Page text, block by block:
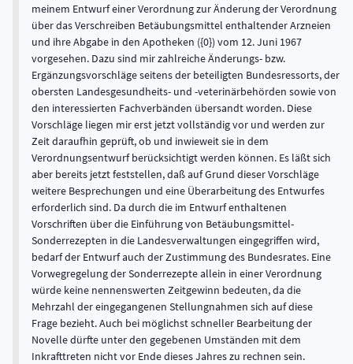
meinem Entwurf einer Verordnung zur Änderung der Verordnung
über das Verschreiben Betäubungsmittel enthaltender Arzneien
und ihre Abgabe in den Apotheken ({0}) vom 12. Juni 1967
vorgesehen. Dazu sind mir zahlreiche Änderungs- bzw.
Ergänzungsvorschläge seitens der beteiligten Bundesressorts, der
obersten Landesgesundheits- und -veterinärbehörden sowie von
den interessierten Fachverbänden übersandt worden. Diese
Vorschläge liegen mir erst jetzt vollständig vor und werden zur
Zeit daraufhin geprüft, ob und inwieweit sie in dem
Verordnungsentwurf berücksichtigt werden können. Es läßt sich
aber bereits jetzt feststellen, daß auf Grund dieser Vorschläge
weitere Besprechungen und eine Überarbeitung des Entwurfes
erforderlich sind. Da durch die im Entwurf enthaltenen
Vorschriften über die Einführung von Betäubungsmittel-
Sonderrezepten in die Landesverwaltungen eingegriffen wird,
bedarf der Entwurf auch der Zustimmung des Bundesrates. Eine
Vorwegregelung der Sonderrezepte allein in einer Verordnung
würde keine nennenswerten Zeitgewinn bedeuten, da die
Mehrzahl der eingegangenen Stellungnahmen sich auf diese
Frage bezieht. Auch bei möglichst schneller Bearbeitung der
Novelle dürfte unter den gegebenen Umständen mit dem
Inkrafttreten nicht vor Ende dieses Jahres zu rechnen sein.